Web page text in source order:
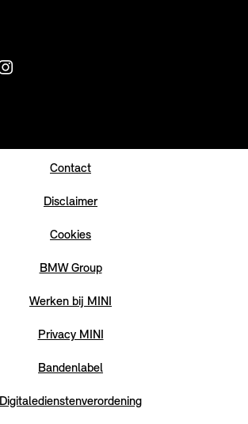
Contact
Disclaimer
Cookies
BMW Group
Werken bij MINI
Privacy MINI
Bandenlabel
Digitaledienstenverordening